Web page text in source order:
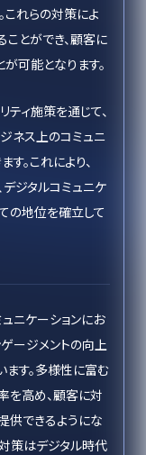
れらの対策によ
とができ、顧客に
可能となります。
ィ施策を通じて、
ネス上のコミュニ
。これにより、
ジタルコミュニケ
の地位を確立して
ニケーションにお
ージメントの向上
す。多様性に富む
を高め、顧客に対
供できるようにな
策はデジタル時代